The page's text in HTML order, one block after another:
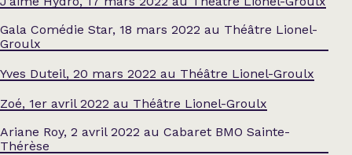
Gala Comédie Star, 18 mars 2022 au Théâtre Lionel-
Groulx
Yves Duteil, 20 mars 2022 au Théâtre Lionel-Groulx
Zoé, 1er avril 2022 au Théâtre Lionel-Groulx
Ariane Roy, 2 avril 2022 au Cabaret BMO Sainte-
Thérèse